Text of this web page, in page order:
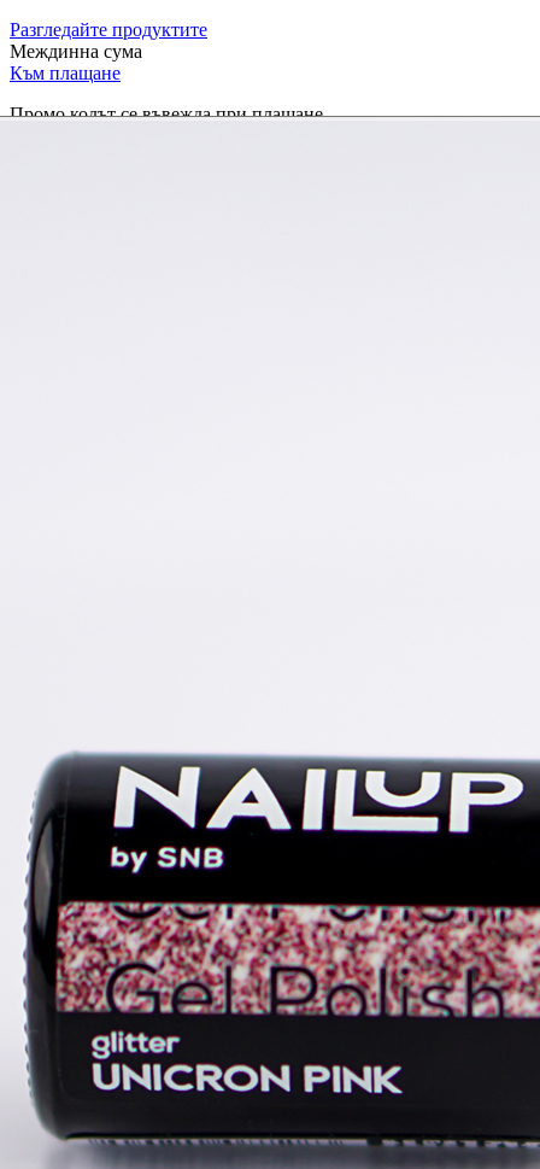
Разгледайте продуктите
Междинна сума
Към плащане
Промо кодът се въвежда при плащане.